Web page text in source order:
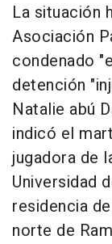
La situación
Asociación
condenado
detención
Natalie abú
indicó el
jugadora de
Universidad
residencia
norte de